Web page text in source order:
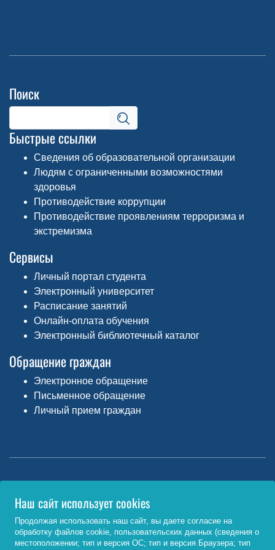
Поиск
Быстрые ссылки
Сведения об образовательной организации
Людям с ограниченными возможностями
здоровья
Противодействие коррупции
Противодействие проявлениям терроризма и
экстремизма
Сервисы
Личный портал студента
Электронный университет
Расписание занятий
Онлайн-оплата обучения
Электронный библиотечный каталог
Обращение граждан
Электронное обращение
Письменное обращение
Личный прием граждан
Министерство науки и высшего образования РФ
http://www.minobrnauki.gov.ru/
Министерство просвещения РФ
Наш сайт использует cookies
Продолжая использовать наш сайт, вы даете согласие на
обработку файлов cookie, пользовательских данных (сведения о
местоположении; тип и версия ОС; тип и версия Браузера; тип